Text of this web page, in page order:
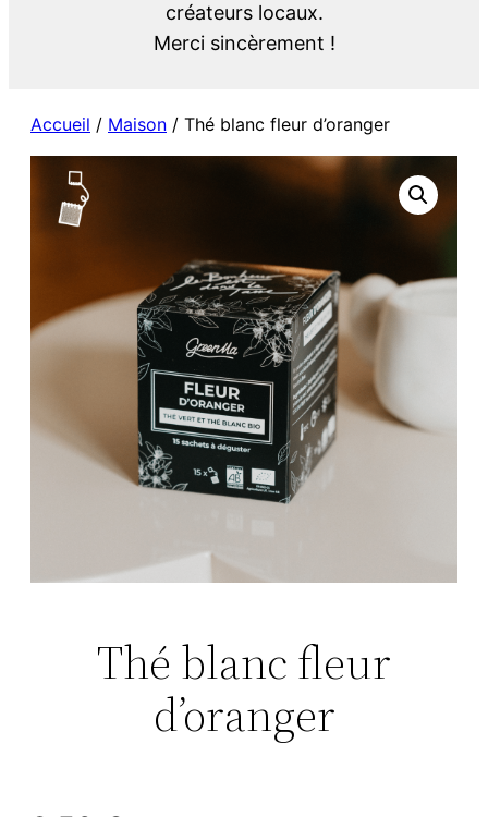
créateurs locaux.
Merci sincèrement !
Accueil / Maison / Thé blanc fleur d’oranger
Thé blanc fleur
d’oranger